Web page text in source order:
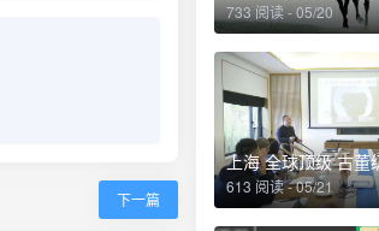
下一篇
733 阅读 - 05/20
613 阅读 - 05/21